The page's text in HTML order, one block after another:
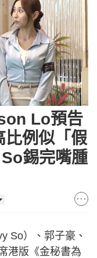
Lo預告
比例似「假
錫完嘴腫
So）、郭子豪、
港版《金秘書為